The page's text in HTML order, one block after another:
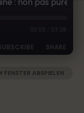
00:00 53:38
SHARE
FENSTER ABSPIELEN